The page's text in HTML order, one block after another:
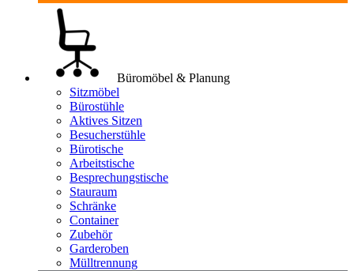
Büromöbel & Planung
Sitzmöbel
Bürostühle
Aktives Sitzen
Besucherstühle
Bürotische
Arbeitstische
Besprechungstische
Stauraum
Schränke
Container
Zubehör
Garderoben
Mülltrennung